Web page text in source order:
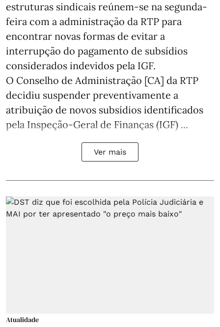
estruturas sindicais reúnem-se na segunda-
feira com a administração da RTP para
encontrar novas formas de evitar a
interrupção do pagamento de subsídios
considerados indevidos pela IGF.
O Conselho de Administração [CA] da RTP
decidiu suspender preventivamente a
atribuição de novos subsídios identificados
pela Inspeção-Geral de Finanças (IGF) ...
Ver mais
Atualidade